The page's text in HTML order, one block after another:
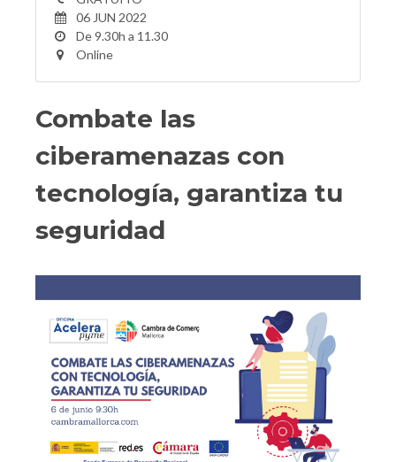
06 JUN 2022
De 9.30h a 11.30
Online
Combate las
ciberamenazas con
tecnología, garantiza tu
seguridad